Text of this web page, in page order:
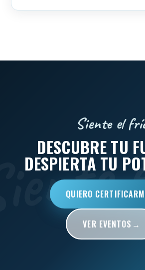
Siente el
DESCUBRE TU
DESPIERTA TU
QUIERO
VER EVENTOS